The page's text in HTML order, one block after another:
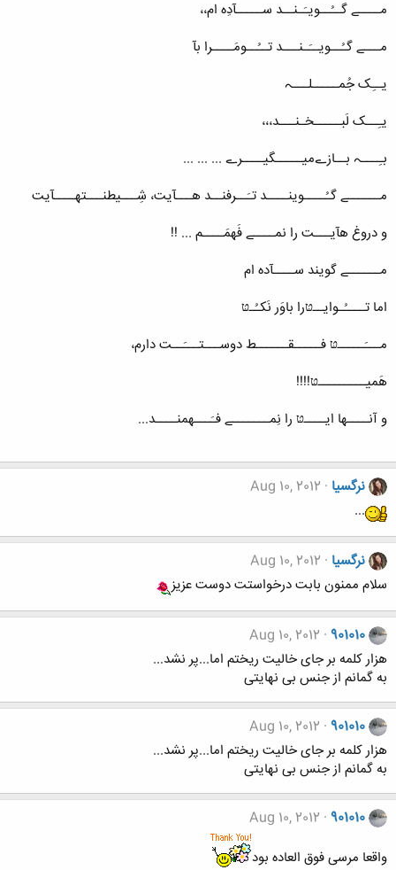
مــــے گــُــویـَـنــد ســـــآدِه ام،،
مـــے گـُــویــَـنـــد تــُــومَــــرا بآ
یــِک جُمـــــلـــﮧ
یـِــک لَبـــــخـنـــد،،،
بـِـــﮧ بــازےمیـــــگیــــرے ... ... ...
مــــــے گـُــــوینــــد تـَــرفنــد هـــآیت، شِـــیطنـــتهــــآیت
و دروغ هآیـــت را نمــــے فَهمَــــم ... !!
مــــــے گویند ســــآده ام
اما تــــُـوایــטּرا باوَر نَکـُـטּ
مـــَـــــטּ فـــــقــــــط دوســـتـــَــت دارم،
هَمیـــــــــטּ!!!!
و آنــــها ایــــטּ را نِمـــــــے فـَـــهمنــــد...
نرگسیا Aug 10, 2012
...
نرگسیا Aug 10, 2012
سلام ممنون بابت درخواستت دوست عزیز
901010
Aug 10, 2012
هزار کلمه بر جای خالیت ریختم اما...پر نشد...
به گمانم از جنس بی نهایتی
901010
Aug 10, 2012
هزار کلمه بر جای خالیت ریختم اما...پر نشد...
به گمانم از جنس بی نهایتی
901010
Aug 10, 2012
واقعا مرسی فوق العاده بود